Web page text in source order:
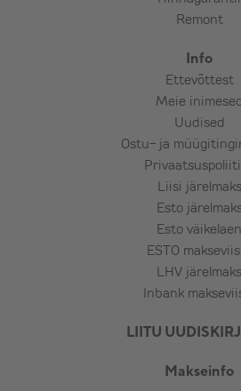
välja paigaldaja koostöös
Remont
Info
Ettevõttest
Meie inimesed
Uudised
Ostu- ja
Liisi järelmaks
Esto
Esto väikelaen
ESTO
LHV järelmaks
Inbank
LIITU
Makseinfo